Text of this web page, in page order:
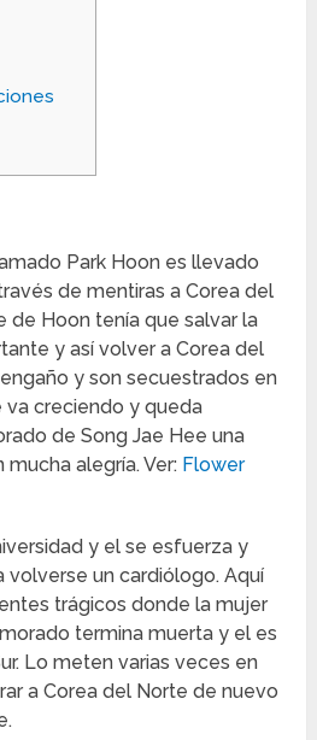
Park Hoon es llevado
de mentiras a Corea del
de Hoon tenía que salvar la
y así volver a Corea del
y son secuestrados en
va creciendo y queda
de Song Jae Hee una
alegría. Ver: Flower
y el se esfuerza y
volverse un cardiólogo. Aquí
trágicos donde la mujer
termina muerta y el es
Lo meten varias veces en
a Corea del Norte de nuevo